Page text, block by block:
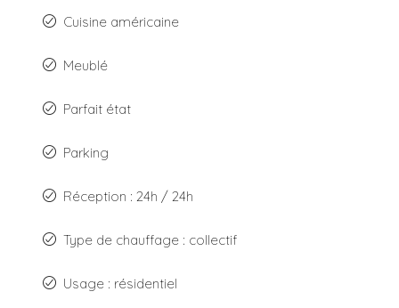
Cuisine américaine
Meublé
Parfait état
Parking
Réception : 24h / 24h
Type de chauffage : collectif
Usage : résidentiel